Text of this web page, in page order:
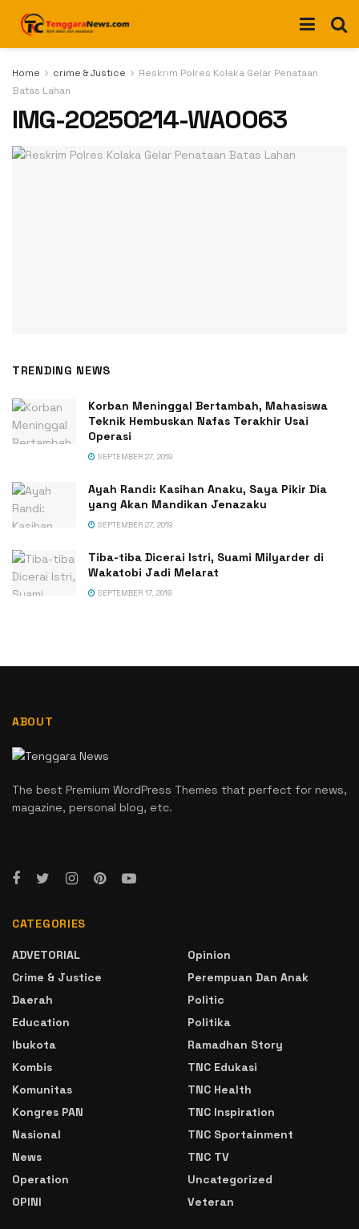
Home crime & Justice
Reskrim Polres Kolaka Gelar Penataan
Batas Lahan
IMG-20250214-WA0063
TRENDING NEWS
Korban Meninggal Bertambah, Mahasiswa
Teknik Hembuskan Nafas Terakhir Usai
Operasi
SEPTEMBER 27, 2019
Ayah Randi: Kasihan Anaku, Saya Pikir Dia
yang Akan Mandikan Jenazaku
SEPTEMBER 27, 2019
Tiba-tiba Dicerai Istri, Suami Milyarder di
Wakatobi Jadi Melarat
SEPTEMBER 17, 2019
ABOUT
The best Premium WordPress Themes that perfect for news,
magazine, personal blog, etc.
CATEGORIES
ADVETORIAL
Crime & Justice
Daerah
Education
Ibukota
Kombis
Komunitas
Kongres PAN
Nasional
News
Operation
OPINI
Opinion
Perempuan Dan Anak
Politic
Politika
Ramadhan Story
TNC Edukasi
TNC Health
TNC Inspiration
TNC Sportainment
TNC TV
Uncategorized
Veteran